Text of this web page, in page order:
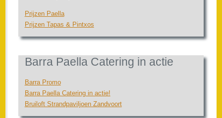
Prijzen Paella
Prijzen Tapas & Pintxos
Barra Paella Catering in actie
Barra Promo
Barra Paella Catering in actie!
Bruiloft Strandpaviljoen Zandvoort